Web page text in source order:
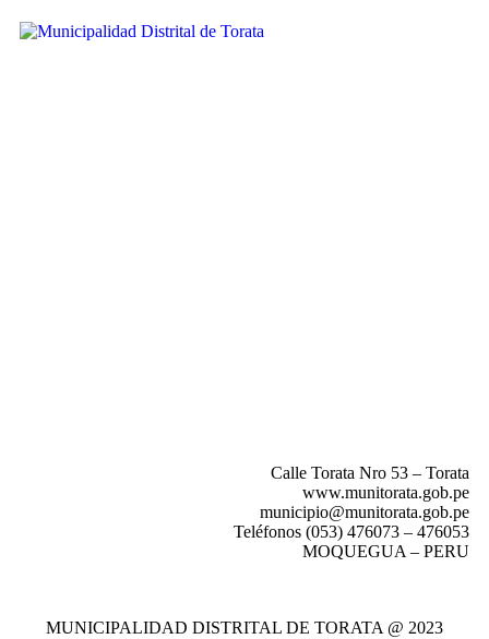
Calle Torata Nro 53 – Torata
www.munitorata.gob.pe
municipio@munitorata.gob.pe
Teléfonos (053) 476073 – 476053
MOQUEGUA – PERU
MUNICIPALIDAD DISTRITAL DE TORATA @ 2023